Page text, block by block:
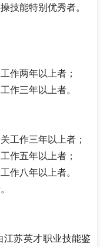
技能特别优秀者。
作两年以上者；
作三年以上者。
工作三年以上者；
作五年以上者；
作八年以上者。
江苏英才职业技能鉴